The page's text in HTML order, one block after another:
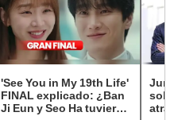
'See You in My 19th Life'
FINAL explicado: ¿Ban
Ji Eun y Seo Ha tuvieron
Jung